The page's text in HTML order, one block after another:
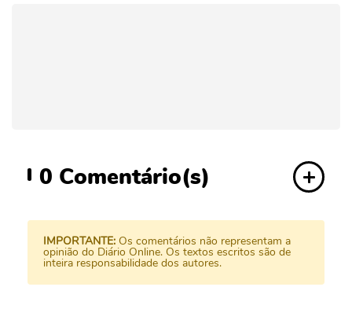
0 Comentário(s)
IMPORTANTE: Os comentários não representam a
opinião do Diário Online. Os textos escritos são de
inteira responsabilidade dos autores.